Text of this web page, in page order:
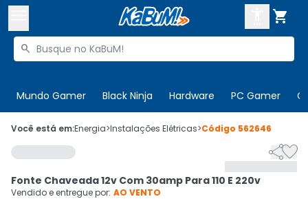

Buscar produtos

Mundo Gamer Black Ninja Hardware PC Gamer
 Olá. Acesse sua conta
 Departamentos
Cupons
CADASTRE-SE
Você está em:Energia>Instalações Elétricas>Código 562646

Fonte Chaveada 12v Com 30amp Para 110 E 220v
Vendido e entregue por: AO VENTO